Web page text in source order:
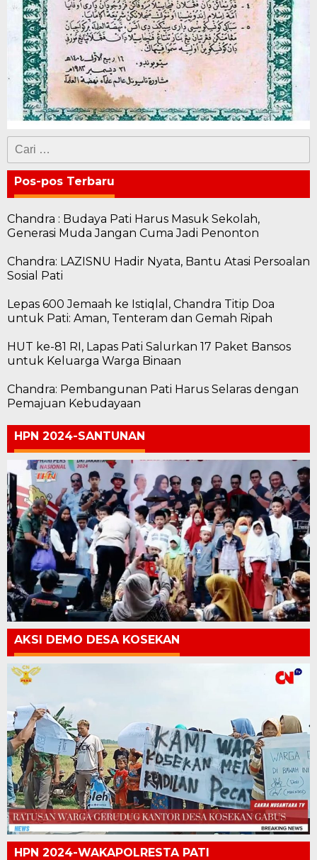
Cari
untuk:
Pos-pos Terbaru
Chandra : Budaya Pati Harus Masuk Sekolah,
Generasi Muda Jangan Cuma Jadi Penonton
Chandra: LAZISNU Hadir Nyata, Bantu Atasi Persoalan
Sosial Pati
Lepas 600 Jemaah ke Istiqlal, Chandra Titip Doa
untuk Pati: Aman, Tenteram dan Gemah Ripah
HUT ke-81 RI, Lapas Pati Salurkan 17 Paket Bansos
untuk Keluarga Warga Binaan
Chandra: Pembangunan Pati Harus Selaras dengan
Pemajuan Kebudayaan
HPN 2024-SANTUNAN
AKSI DEMO DESA KOSEKAN
HPN 2024-WAKAPOLRESTA PATI